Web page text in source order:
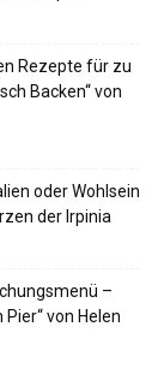
Rezepte für zu
Backen“ von
oder Wohlsein
der Irpinia
–
von Helen